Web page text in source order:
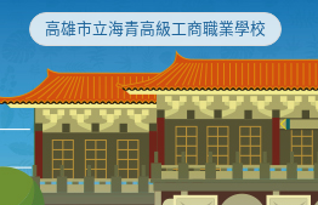
高雄市立海青高級工商職業學校